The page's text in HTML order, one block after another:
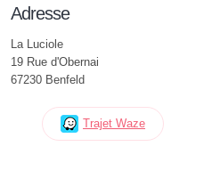
Adresse
La Luciole
19 Rue d'Obernai
67230 Benfeld
Trajet Waze